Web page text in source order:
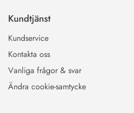
Kundtjänst
Kundservice
Kontakta oss
Vanliga frågor & svar
Ändra cookie-samtycke